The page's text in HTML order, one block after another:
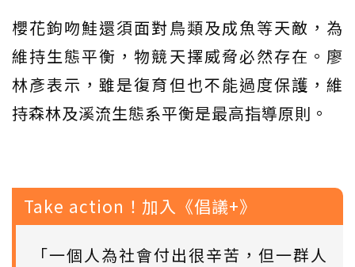
櫻花鉤吻鮭還須面對鳥類及成魚等天敵，為
維持生態平衡，物競天擇威脅必然存在。廖
林彥表示，雖是復育但也不能過度保護，維
持森林及溪流生態系平衡是最高指導原則。
Take action！加入《倡議+》
「一個人為社會付出很辛苦，但一群人